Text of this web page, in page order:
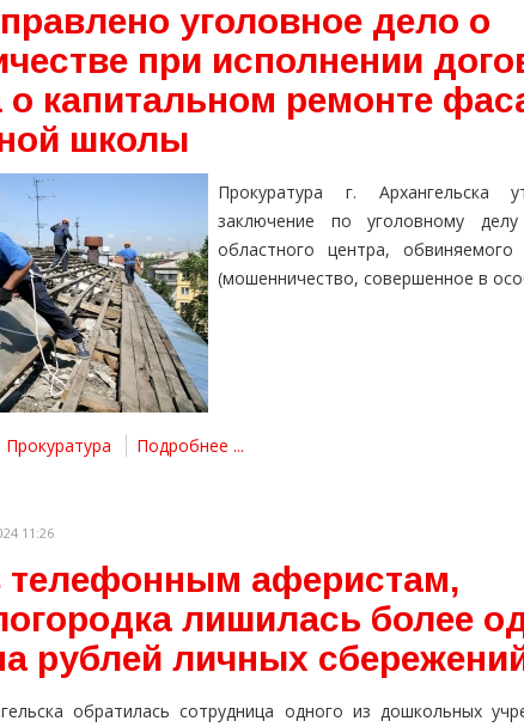
уголовное дело о
при исполнении
о капитальном ремонте
школы
Прокуратура г. Архангельска
заключение по уголовному
областного центра,
(мошенничество, совершенное в
Прокуратура Подробнее ...
11:26
телефонным аферистам,
лишилась более
рублей личных
обратилась сотрудница одного из дошкольных